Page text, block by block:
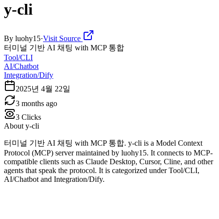
y-cli
By luohy15·Visit Source
터미널 기반 AI 채팅 with MCP 통합
Tool/CLI
AI/Chatbot
Integration/Dify
2025년 4월 22일
3 months ago
3 Clicks
About y-cli
터미널 기반 AI 채팅 with MCP 통합. y-cli is a Model Context
Protocol (MCP) server maintained by luohy15. It connects to MCP-
compatible clients such as Claude Desktop, Cursor, Cline, and other
agents that speak the protocol. It is categorized under Tool/CLI,
AI/Chatbot and Integration/Dify.